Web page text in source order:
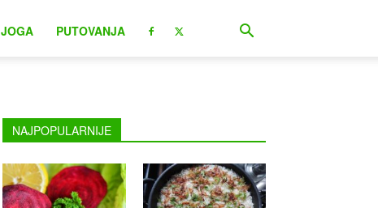
JOGA PUTOVANJA
NAJPOPULARNIJE